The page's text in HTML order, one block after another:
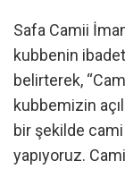
Safa Camii
kubbenin
belirterek,
kubbemizin
bir şekilde
yapıyoruz.